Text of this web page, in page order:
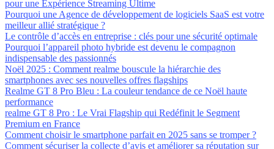
pour une Expérience Streaming Ultime
Pourquoi une Agence de développement de logiciels SaaS est votre
meilleur allié stratégique ?
Le contrôle d’accès en entreprise : clés pour une sécurité optimale
Pourquoi l’appareil photo hybride est devenu le compagnon
indispensable des passionnés
Noël 2025 : Comment realme bouscule la hiérarchie des
smartphones avec ses nouvelles offres flagships
Realme GT 8 Pro Bleu : La couleur tendance de ce Noël haute
performance
realme GT 8 Pro : Le Vrai Flagship qui Redéfinit le Segment
Premium en France
Comment choisir le smartphone parfait en 2025 sans se tromper ?
Comment sécuriser la collecte d’avis et améliorer sa réputation sur